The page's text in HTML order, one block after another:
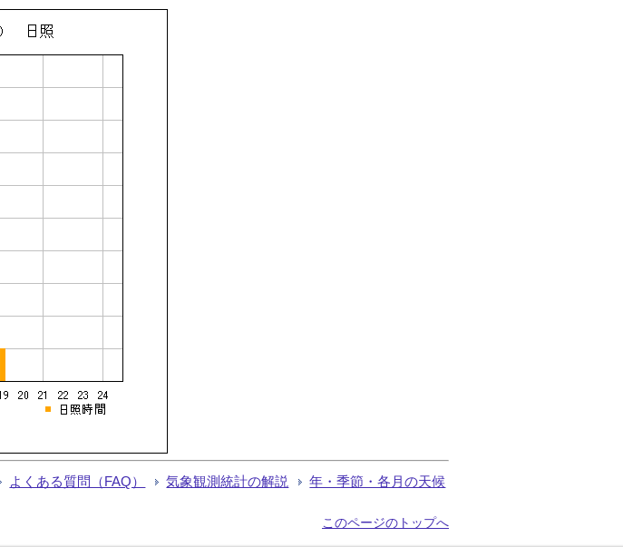
よくある質問（FAQ） 気象観測統計の解説 年・季節・各月の天候
このページのトップへ